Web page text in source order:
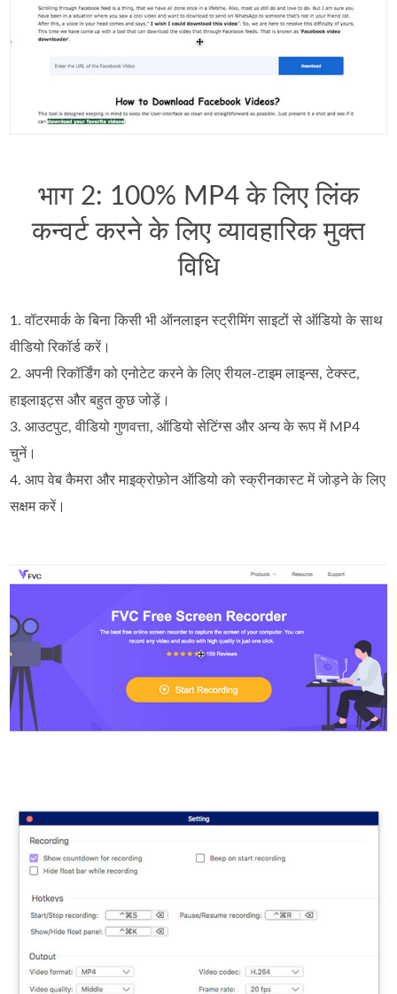
भाग 2: 100% MP4 के लिए लिंक
कन्वर्ट करने के लिए व्यावहारिक मुक्त
विधि
1. वॉटरमार्क के बिना किसी भी ऑनलाइन स्ट्रीमिंग साइटों से ऑडियो के साथ
वीडियो रिकॉर्ड करें।
2. अपनी रिकॉर्डिंग को एनोटेट करने के लिए रीयल-टाइम लाइन्स, टेक्स्ट,
हाइलाइट्स और बहुत कुछ जोड़ें।
3. आउटपुट, वीडियो गुणवत्ता, ऑडियो सेटिंग्स और अन्य के रूप में MP4
चुनें।
4. आप वेब कैमरा और माइक्रोफ़ोन ऑडियो को स्क्रीनकास्ट में जोड़ने के लिए
सक्षम करें।